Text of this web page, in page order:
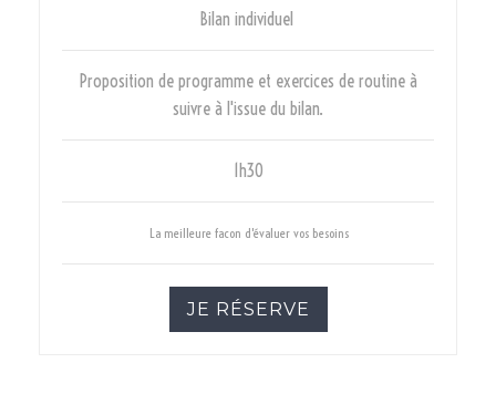
Bilan individuel
Proposition de programme et exercices de routine à
suivre à l'issue du bilan.
1h30
La meilleure facon d'évaluer vos besoins
JE RÉSERVE